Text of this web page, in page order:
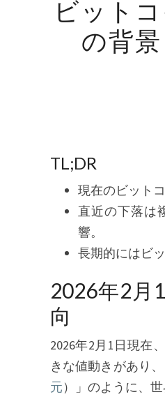
ビット
の背
TL;DR
現在のビット
直近の下落は
響。
長期的にはビ
2026年2月
向
2026年2月1日現在
きな値動きがあり、
元）」のように、